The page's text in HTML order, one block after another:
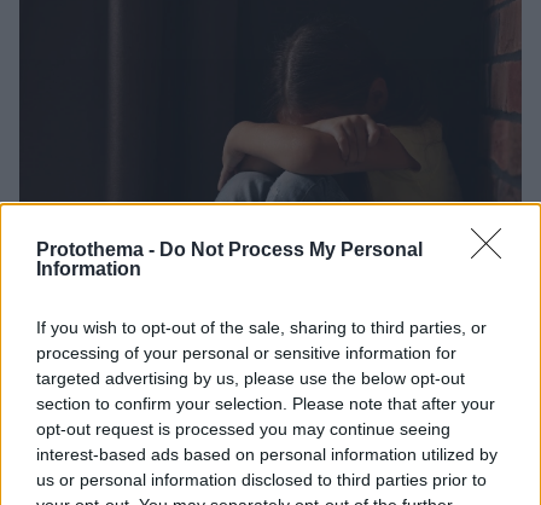
Protothema - Do Not Process My Personal
Information
If you wish to opt-out of the sale, sharing to third parties, or
processing of your personal or sensitive information for
targeted advertising by us, please use the below opt-out
section to confirm your selection. Please note that after your
opt-out request is processed you may continue seeing
interest-based ads based on personal information utilized by
us or personal information disclosed to third parties prior to